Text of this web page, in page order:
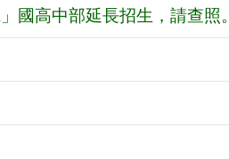
國高中部延長招生，請查照。